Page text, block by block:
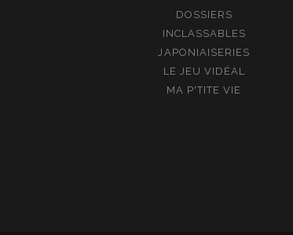
DOSSIERS
INCLASSABLES
JAPONIAISERIES
LE JEU VIDÉAL
MA P'TITE VIE